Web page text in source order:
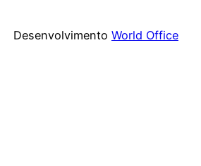
Desenvolvimento World Office